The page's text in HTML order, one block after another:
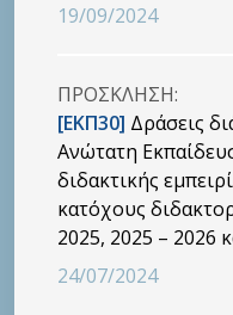
19/09/2024
ΠΡΟΣΚΛΗΣΗ:
[ΕΚΠ30] Δράσεις
Ανώτατη
διδακτικής
κατόχους
2025, 2025 – 2026
24/07/2024